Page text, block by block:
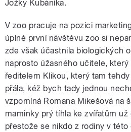
Jožky Kubáníka.
V zoo pracuje na pozici
úplně první návštěvu zoo si
zde však účastnila biologických
naprosto úžasného učitele,
ředitelem Klikou, který tam
přála, kéž bych tady jednou
vzpomíná Romana Mikešová na
maminky prý tíhla ke zvířatům
přestože se nikdo z rodiny v této